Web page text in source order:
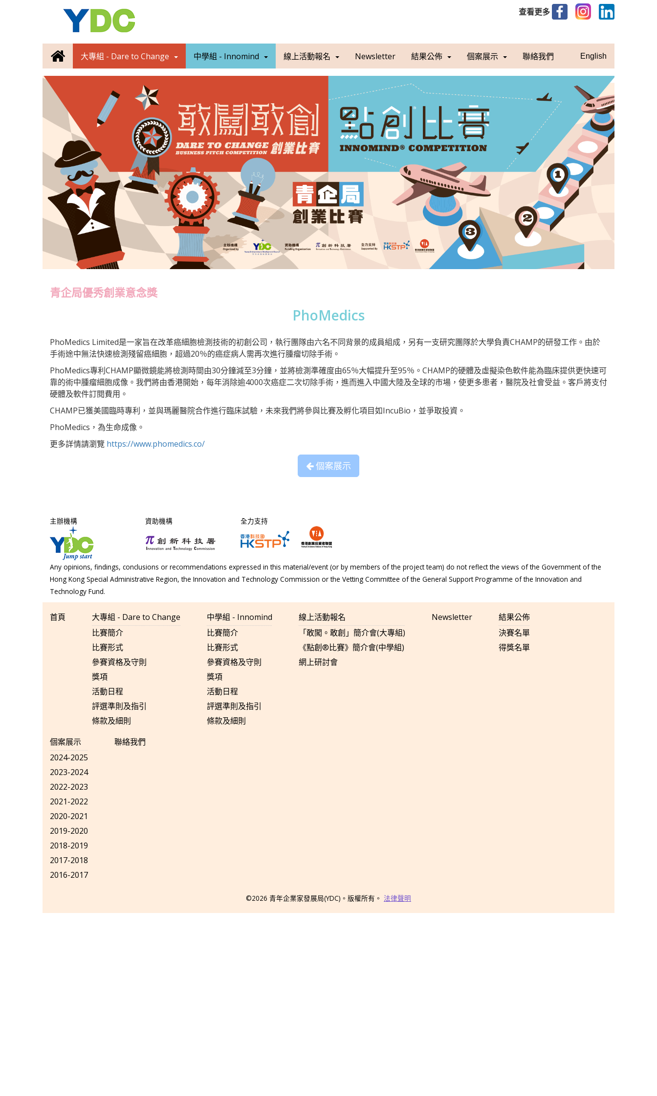
查看更多
大專組 - Dare to Change 中學組 - Innomind 線上活動報名 Newsletter 結果公佈 個案展示 聯絡我們 English
青企局優秀創業意念獎
PhoMedics
PhoMedics Limited是一家旨在改革癌細胞檢測技術的初創公司，執行團隊由六名不同背景的成員組成，另有一支研究團隊於大學負責CHAMP的研發工作。由於
手術途中無法快速檢測殘留癌細胞，超過20％的癌症病人需再次進行腫瘤切除手術。
PhoMedics專利CHAMP顯微鏡能將檢測時間由30分鐘減至3分鐘，並將檢測準確度由65％大幅提升至95％。CHAMP的硬體及虛擬染色軟件能為臨床提供更快速可
靠的術中腫瘤細胞成像。我們將由香港開始，每年消除逾4000次癌症二次切除手術，進而進入中國大陸及全球的市場，使更多患者，醫院及社會受益。客戶將支付
硬體及軟件訂閱費用。
CHAMP已獲美國臨時專利，並與瑪麗醫院合作進行臨床試驗，未來我們將參與比賽及孵化項目如IncuBio，並爭取投資。
PhoMedics，為生命成像。
更多詳情請瀏覽 https://www.phomedics.co/
個案展示
主辦機構 資助機構 全力支持
Any opinions, findings, conclusions or recommendations expressed in this material/event (or by members of the project team) do not reflect the views of the Government of the
Hong Kong Special Administrative Region, the Innovation and Technology Commission or the Vetting Committee of the General Support Programme of the Innovation and
Technology Fund.
首頁
大專組 - Dare to Change
比賽簡介
比賽形式
參賽資格及守則
獎項
活動日程
評選準則及指引
條款及細則
中學組 - Innomind
比賽簡介
比賽形式
參賽資格及守則
獎項
活動日程
評選準則及指引
條款及細則
線上活動報名
「敢闖。敢創」簡介會(大專組)
《點創®比賽》簡介會(中學組)
網上研討會
Newsletter
結果公佈
決賽名單
得獎名單
個案展示
2024-2025
2023-2024
2022-2023
2021-2022
2020-2021
2019-2020
2018-2019
2017-2018
2016-2017
聯絡我們
©2026 青年企業家發展局(YDC) 。版權所有。 法律聲明